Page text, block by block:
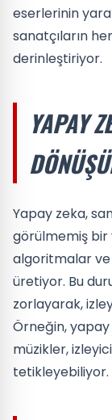
eserlerinin
sanatçıların
derinleştiriyor.
YAPAY
Yapay zeka,
görülmemiş bir
algoritmalar
üretiyor. Bu
zorlayarak,
Örneğin,
müzikler,
tetikleyebiliyor.